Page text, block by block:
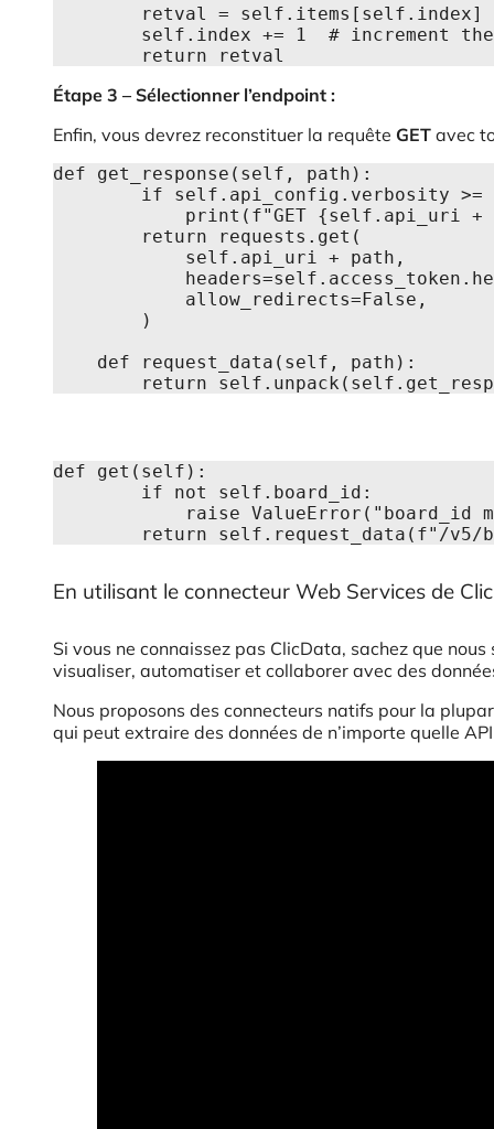
        return retval
Étape 3 – Sélectionner l’endpoint :
Enfin, vous devrez reconstituer la requête GET avec
def get_response(self, path):
return
def get(self):
return
En utilisant le connecteur Web Services de
Si vous ne connaissez pas ClicData, sachez que
visualiser, automatiser et collaborer avec des
Nous proposons des connecteurs natifs pour la
qui peut extraire des données de n’importe quelle API